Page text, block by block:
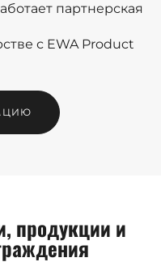
партнерская
с EWA Product
продукции и